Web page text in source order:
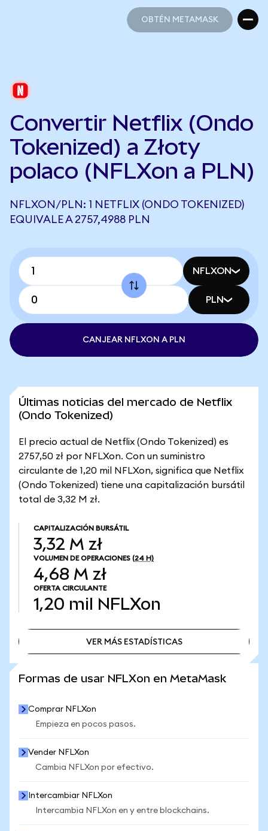
OBTÉN METAMASK
Convertir Netflix (Ondo
Tokenized) a Złoty
polaco (NFLXon a PLN)
NFLXON/PLN: 1 NETFLIX (ONDO TOKENIZED)
EQUIVALE A 2757,4988 PLN
NFLXON
PLN
CANJEAR NFLXON A PLN
Últimas noticias del mercado de Netflix
(Ondo Tokenized)
El precio actual de Netflix (Ondo Tokenized) es
2757,50 zł por NFLXon. Con un suministro
circulante de 1,20 mil NFLXon, significa que Netflix
(Ondo Tokenized) tiene una capitalización bursátil
total de 3,32 M zł.
CAPITALIZACIÓN BURSÁTIL
3,32 M zł
VOLUMEN DE OPERACIONES (24 H)
4,68 M zł
OFERTA CIRCULANTE
1,20 mil NFLXon
VER MÁS ESTADÍSTICAS
Formas de usar NFLXon en MetaMask
Comprar NFLXon
Empieza en pocos pasos.
Vender NFLXon
Cambia NFLXon por efectivo.
Intercambiar NFLXon
Intercambia NFLXon en y entre blockchains.